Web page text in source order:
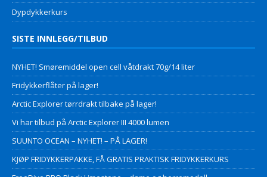
Dypdykkerkurs
SISTE INNLEGG/TILBUD
NYHET! Smøremiddel open cell våtdrakt 70g/14 liter
Fridykkerflåter på lager!
Arctic Explorer tørrdrakt tilbake på lager!
Vi har tilbud på Arctic Explorer III 4000 lumen
SUUNTO OCEAN – NYHET! – PÅ LAGER!
KJØP FRIDYKKERPAKKE, FÅ GRATIS PRAKTISK FRIDYKKERKURS